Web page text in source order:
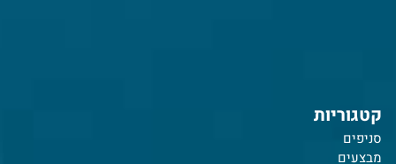
קטגוריות
סניפים
מבצעים